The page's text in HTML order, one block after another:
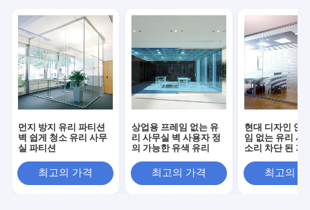
먼지 방지 유리 파티션
벽 쉽게 청소 유리 사무
실 파티션
최고의 가격
상업용 프레임 없는 유
리 사무실 벽 사용자 정
의 가능한 유색 유리
최고의 가격
현대 디자인 안
임 없는 유리 사
소리 차단 된 가
최고의